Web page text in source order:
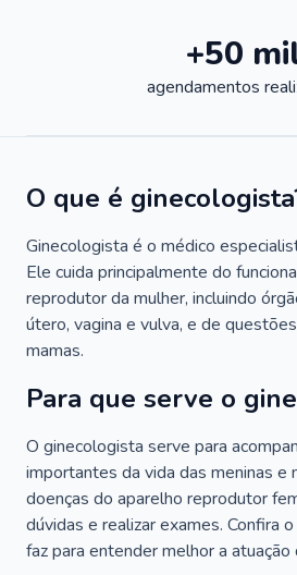
+50
agendamentos
O que é
Ginecologista é o médico
Ele cuida principalmente do
reprodutor da mulher, incluindo
útero, vagina e vulva, e de
mamas.
Para que serve o
O ginecologista serve para
importantes da vida das meninas e
doenças do aparelho reprodutor
dúvidas e realizar exames. Confira
faz para entender melhor a atuação